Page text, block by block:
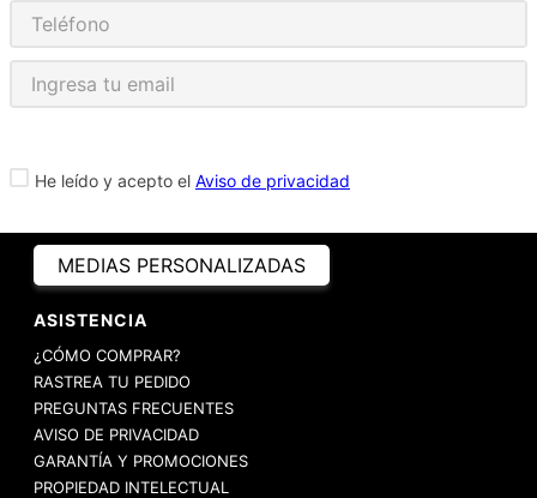
He leído y acepto el Aviso de privacidad
MEDIAS PERSONALIZADAS
ASISTENCIA
¿CÓMO COMPRAR?
RASTREA TU PEDIDO
PREGUNTAS FRECUENTES
AVISO DE PRIVACIDAD
GARANTÍA Y PROMOCIONES
PROPIEDAD INTELECTUAL